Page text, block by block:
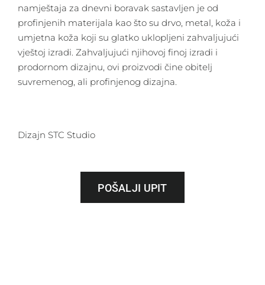
namještaja za dnevni boravak sastavljen je od
profinjenih materijala kao što su drvo, metal, koža i
umjetna koža koji su glatko uklopljeni zahvaljujući
vještoj izradi. Zahvaljujući njihovoj finoj izradi i
prodornom dizajnu, ovi proizvodi čine obitelj
suvremenog, ali profinjenog dizajna.
Dizajn STC Studio
POŠALJI UPIT